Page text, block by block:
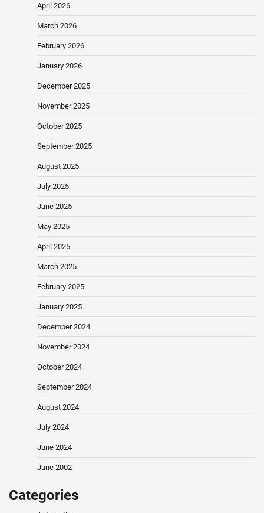
April 2026
March 2026
February 2026
January 2026
December 2025
November 2025
October 2025
September 2025
August 2025
July 2025
June 2025
May 2025
April 2025
March 2025
February 2025
January 2025
December 2024
November 2024
October 2024
September 2024
August 2024
July 2024
June 2024
June 2002
Categories